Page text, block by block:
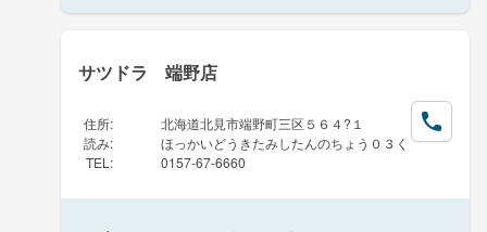
サツドラ 端野店
住所:
北海道北見市端野町三区５６４?１
読み:
ほっかいどうきたみしたんのちょう０３く
TEL : 0157-67-6660